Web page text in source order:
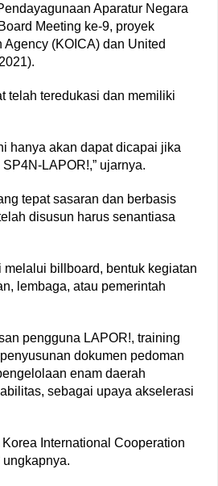
Aparatur Negara
Meeting ke-9, proyek
(KOICA) dan United
telah teredukasi dan memiliki
hanya akan dapat dicapai jika
LAPOR!,” ujarnya.
tepat sasaran dan berbasis
disusun harus senantiasa
billboard, bentuk kegiatan
lembaga, atau pemerintah
pengguna LAPOR!, training
dokumen pedoman
enam daerah
sebagai upaya akselerasi
International Cooperation